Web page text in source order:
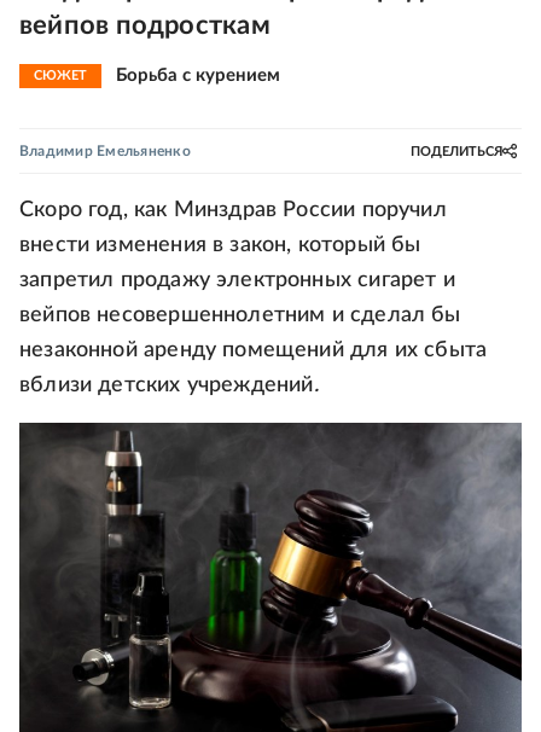
вейпов подросткам
СЮЖЕТ Борьба с курением
Владимир Емельяненко ПОДЕЛИТЬСЯ
Скоро год, как Минздрав России поручил
внести изменения в закон, который бы
запретил продажу электронных сигарет и
вейпов несовершеннолетним и сделал бы
незаконной аренду помещений для их сбыта
вблизи детских учреждений.